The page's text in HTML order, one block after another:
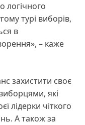
логічного
турі виборів,
в
– каже
захистити своє
які
лідерки чіткого
А також за